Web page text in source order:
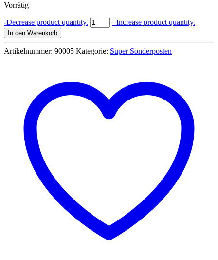
Vorrätig
-Decrease product quantity. Vogelnetz
4mx10m
Bäume
oder
+Increase product quantity.
In den Warenkorb
Artikelnummer: 90005 Kategorie: Super Sonderposten